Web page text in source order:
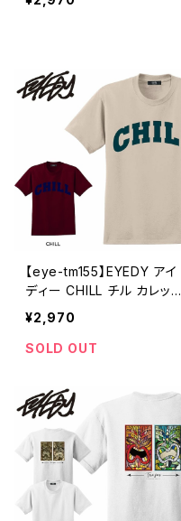
シャツ 大きいサイズ 半袖T
【eye-tm155】EYEDY アイ
ディー CHILL チル カレッジ
T カレッジTシャツ 半袖 tシ
ャツ 大きいサイズ メンズ レ
ディース おしゃれ ストリー
¥2,970
SOLD OUT